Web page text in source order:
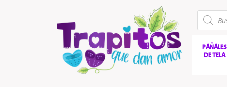
PAÑALES
DE TELA